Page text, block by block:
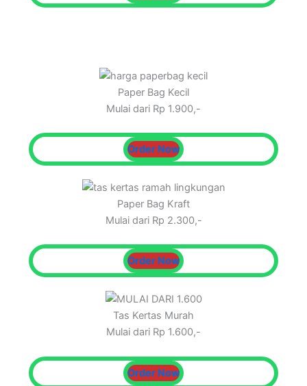
Paper Bag Kecil
Mulai dari Rp 1.900,-
Order Now
Paper Bag Kraft
Mulai dari Rp 2.300,-
Order Now
Tas Kertas Murah
Mulai dari Rp 1.600,-
Order Now